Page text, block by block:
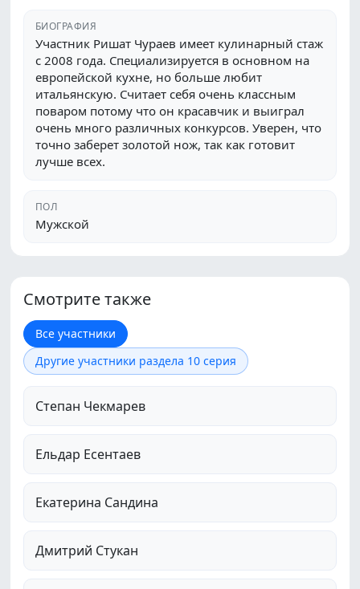
БИОГРАФИЯ
Участник Ришат Чураев имеет кулинарный стаж
с 2008 года. Специализируется в основном на
европейской кухне, но больше любит
итальянскую. Считает себя очень классным
поваром потому что он красавчик и выиграл
очень много различных конкурсов. Уверен, что
точно заберет золотой нож, так как готовит
лучше всех.
ПОЛ
Мужской
Смотрите также
Все участники
Другие участники раздела 10 серия
Степан Чекмарев
Ельдар Есентаев
Екатерина Сандина
Дмитрий Стукан